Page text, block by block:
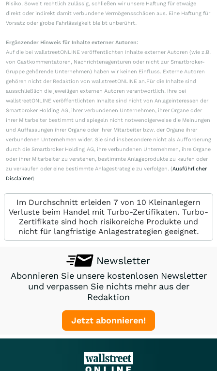
Risiko. Soweit rechtlich zulässig, schließen wir unsere Haftung für etwaige
direkt oder indirekt damit verbundene Vermögensschäden aus. Eine Haftung für
Vorsatz oder grobe Fahrlässigkeit bleibt unberührt.
Ergänzender Hinweis für Inhalte externer Autoren:
Auf die bei wallstreetONLINE veröffentlichten Inhalte externer Autoren (wie z.B.
von Gastkommentatoren, Nachrichtenagenturen oder nicht zur Smartbroker-
Gruppe gehörende Unternehmen) haben wir keinen Einfluss. Externe Autoren
gehören nicht der Redaktion von wallstreetONLINE an.Für die Inhalte sind
ausschließlich die jeweiligen externen Autoren verantwortlich. Ihre bei
wallstreetONLINE veröffentlichten Inhalte sind nicht von Anlageinteressen der
Smartbroker Holding AG, ihrer verbundenen Unternehmen, ihrer Organe oder
ihrer Mitarbeiter bestimmt und spiegeln nicht notwendigerweise die Meinungen
und Auffassungen ihrer Organe oder ihrer Mitarbeiter bzw. der Organe ihrer
verbundenen Unternehmen wider. Sie sind insbesondere nicht als Aufforderung
durch die Smartbroker Holding AG, ihre verbundenen Unternehmen, ihre Organe
oder ihrer Mitarbeiter zu verstehen, bestimmte Anlageprodukte zu kaufen oder
zu verkaufen oder eine bestimmte Anlagestrategie zu verfolgen. (Ausführlicher
Disclaimer)
Im Durchschnitt erleiden 7 von 10 Kleinanlegern
Verluste beim Handel mit Turbo-Zertifikaten. Turbo-
Zertifikate sind hoch risikoreiche Produkte und
nicht für langfristige Anlagestrategien geeignet.
Newsletter
Abonnieren Sie unsere kostenlosen Newsletter
und verpassen Sie nichts mehr aus der
Redaktion
Jetzt abonnieren!